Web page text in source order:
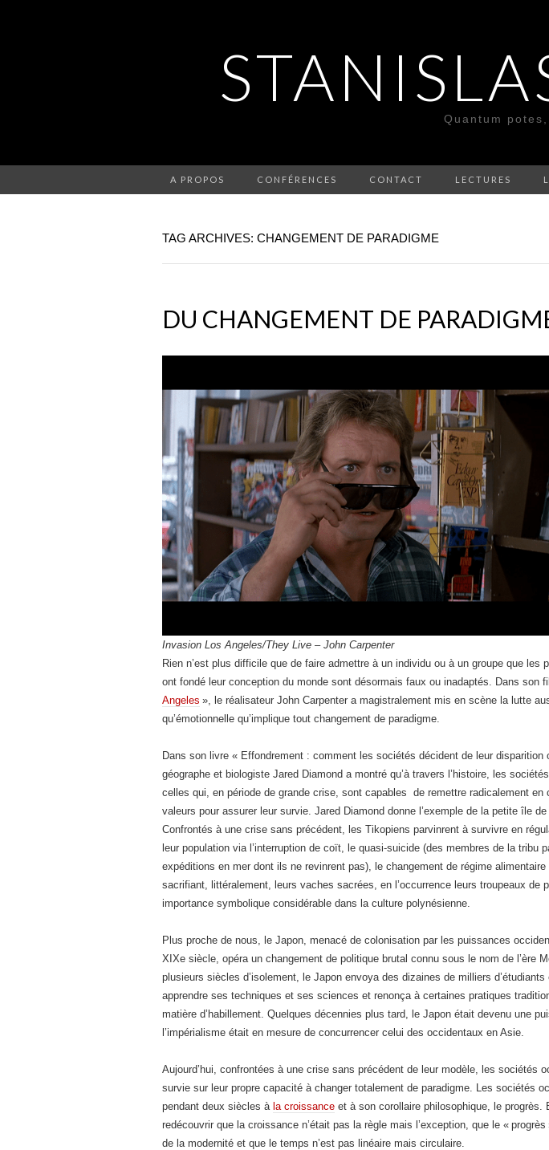
Quantum
A PROPOS CONFÉRENCES CONTACT LECTURES
TAG ARCHIVES: CHANGEMENT DE PARADIGME
DU CHANGEMENT DE
Invasion Los Angeles/They Live – John Carpenter
Rien n’est plus difficile que de faire admettre à un individu ou à un groupe que les
ont fondé leur conception du monde sont désormais faux ou ­inadaptés. Dans son
Angeles », le ­réalisateur John Carpenter a magistralement mis en scène la lutte
qu’émotionnelle qu’implique tout changement de paradigme.
Dans son livre « Effondrement : comment les sociétés décident de leur disparition
géographe et biologiste Jared Diamond a montré qu’à travers l’histoire, les
celles qui, en période de grande crise, sont capables de remettre radicalement en
valeurs pour assurer leur survie. Jared Diamond donne l’exemple de la petite île
Confrontés à une crise sans précédent, les Tikopiens parvinrent à survivre en
leur population via l’interruption de coït, le quasi-suicide (des membres de la tribu
expéditions en mer dont ils ne revinrent pas), le changement de régime
sacrifiant, littéralement, leurs vaches sacrées, en l’occurrence leurs troupeaux de
importance symbolique considérable dans la culture polynésienne.
Plus proche de nous, le Japon, menacé de colonisation par les puissances
XIXe siècle, opéra un changement de politique brutal connu sous le nom de l’ère
plusieurs siècles d’isolement, le Japon envoya des dizaines de milliers
apprendre ses techniques et ses sciences et renonça à certaines pratiques
matière d’habillement. Quelques décennies plus tard, le Japon était devenu une
l’impérialisme était en mesure de concurrencer celui des occidentaux en Asie.
Aujourd’hui, confrontées à une crise sans précédent de leur modèle, les sociétés
survie sur leur propre capacité à changer totalement de paradigme. Les sociétés
pendant deux siècles à la croissance et à son corollaire philosophique, le progrès.
redécouvrir que la croissance n’était pas la règle mais l’exception, que le « progrès
de la modernité et que le temps n’est pas linéaire mais circulaire.